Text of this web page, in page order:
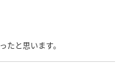
たと思います。